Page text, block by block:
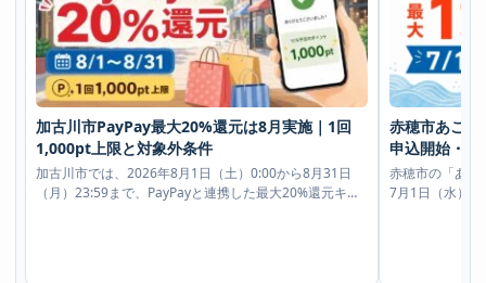
加古川市PayPay最大20%還元は8月実施｜1回
1,000pt上限と対象外条件
加古川市では、2026年8月1日（土）0:00から8月31日
（月）23:59まで、PayPayと連携した最大20%還元キャ
赤穂市あこ
申込開始・
赤穂市の「あ
7月1日（水）